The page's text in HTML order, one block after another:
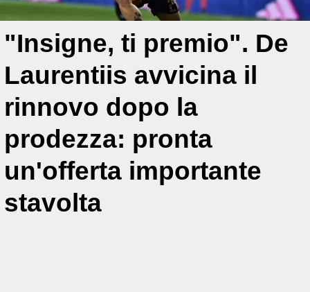
"Insigne, ti premio". De
Laurentiis avvicina il
rinnovo dopo la
prodezza: pronta
un'offerta importante
stavolta